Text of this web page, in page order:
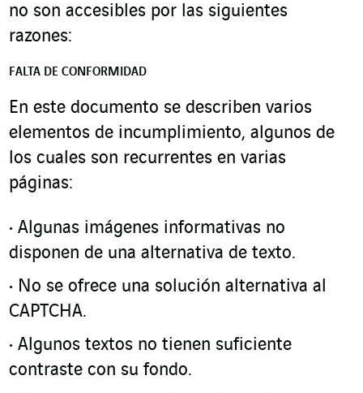
no son accesibles por las siguientes
razones:
FALTA DE CONFORMIDAD
En este documento se describen varios
elementos de incumplimiento, algunos de
los cuales son recurrentes en varias
páginas:
Algunas imágenes informativas no
disponen de una alternativa de texto.
No se ofrece una solución alternativa al
CAPTCHA.
Algunos textos no tienen suficiente
contraste con su fondo.